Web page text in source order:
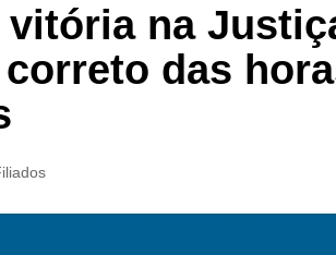
vitória na
das